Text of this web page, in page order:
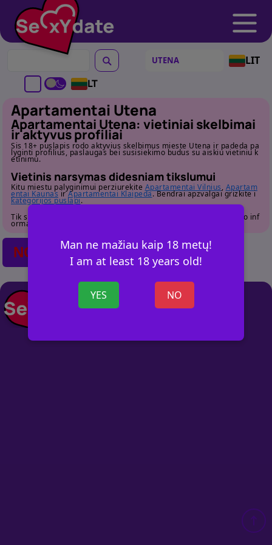
LIT
LT
Man ne mažiau kaip 18 metų!
I am at least 18 years old!
YES NO
Apartamentai Utena
Apartamentai Utena: vietiniai skelbimai
ir aktyvus profiliai
Sis 18+ puslapis rodo aktyvius skelbimus mieste Utena ir padeda pa
lyginti profilius, paslaugas bei susisiekimo budus su aiskiu vietiniu k
etinimu.
Vietinis narsymas didesniam tikslumui
Kitu miestu palyginimui perziurekite Apartamentai Vilnius, Apartam
entai Kaunas irApartamentai Klaipeda. Bendrai apzvalgai grizkite i
kategorijos puslapi.
Tik suaugusiems. Pries susisiekdami atidziai perziurekite profilio inf
ormacija.
NO POSTS FOUND
+ SKELBIMĄ